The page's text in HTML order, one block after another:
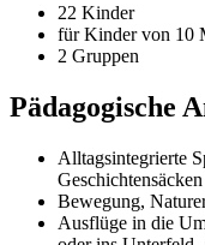
22 Kinder
für Kinder von 10
2 Gruppen
Pädagogische
Alltagsintegrierte
Bewegung,
Ausflüge in die